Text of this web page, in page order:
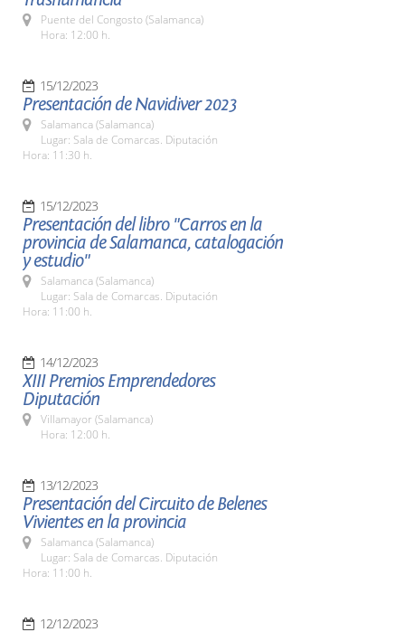
Puente del Congosto (Salamanca)
Hora: 12:00 h.
15/12/2023
Presentación de Navidiver 2023
Salamanca (Salamanca)
Lugar: Sala de Comarcas. Diputación
Hora: 11:30 h.
15/12/2023
Presentación del libro "Carros en la
provincia de Salamanca, catalogación
y estudio"
Salamanca (Salamanca)
Lugar: Sala de Comarcas. Diputación
Hora: 11:00 h.
14/12/2023
XIII Premios Emprendedores
Diputación
Villamayor (Salamanca)
Hora: 12:00 h.
13/12/2023
Presentación del Circuito de Belenes
Vivientes en la provincia
Salamanca (Salamanca)
Lugar: Sala de Comarcas. Diputación
Hora: 11:00 h.
12/12/2023